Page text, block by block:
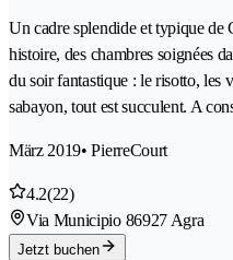
Un cadre splendide et typique de
histoire, des chambres soignées
du soir fantastique : le risotto, les
sabayon, tout est succulent. A
März 2019• PierreCourt
4.2(22)
Via Municipio 86927 Agra
Jetzt buchen